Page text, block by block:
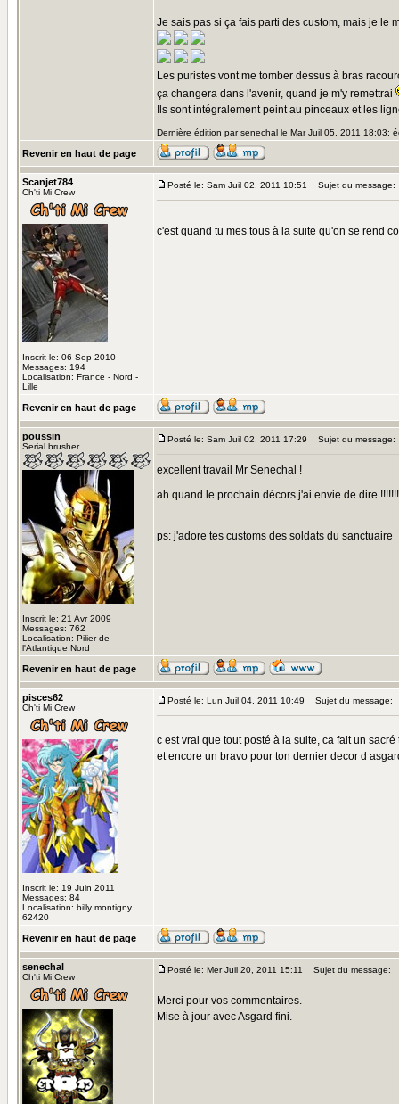
Je sais pas si ça fais parti des custom, mais je le
Les puristes vont me tomber dessus à bras
ça changera dans l'avenir, quand je m'y remettrai
Ils sont intégralement peint au pinceaux et les
Dernière édition par senechal le Mar Juil 05, 2011 18:03;
Revenir en haut de page
Scanjet784
Ch'ti Mi Crew
Inscrit le: 06 Sep 2010
Messages: 194
Localisation: France - Nord -
Lille
Posté le: Sam Juil 02, 2011 10:51 Sujet du message:
c'est quand tu mes tous à la suite qu'on se rend
Revenir en haut de page
poussin
Serial brusher
Inscrit le: 21 Avr 2009
Messages: 762
Localisation: Pilier de
l'Atlantique Nord
Posté le: Sam Juil 02, 2011 17:29 Sujet du message:
excellent travail Mr Senechal !
ah quand le prochain décors j'ai envie de dire
ps: j'adore tes customs des soldats du sanctuaire
Revenir en haut de page
pisces62
Ch'ti Mi Crew
Inscrit le: 19 Juin 2011
Messages: 84
Localisation: billy montigny
62420
Posté le: Lun Juil 04, 2011 10:49 Sujet du message:
c est vrai que tout posté à la suite, ca fait un
et encore un bravo pour ton dernier decor d
Revenir en haut de page
senechal
Ch'ti Mi Crew
Posté le: Mer Juil 20, 2011 15:11 Sujet du message:
Merci pour vos commentaires.
Mise à jour avec Asgard fini.